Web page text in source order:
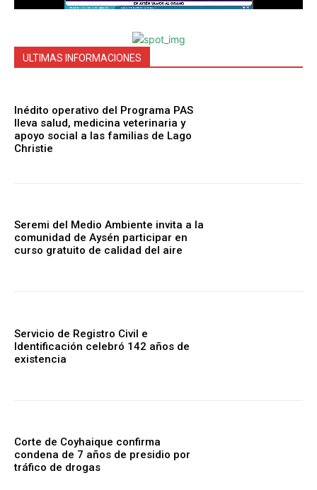
ULTIMAS INFORMACIONES
Inédito operativo del Programa PAS
lleva salud, medicina veterinaria y
apoyo social a las familias de Lago
Christie
Seremi del Medio Ambiente invita a la
comunidad de Aysén participar en
curso gratuito de calidad del aire
Servicio de Registro Civil e
Identificación celebró 142 años de
existencia
Corte de Coyhaique confirma
condena de 7 años de presidio por
tráfico de drogas